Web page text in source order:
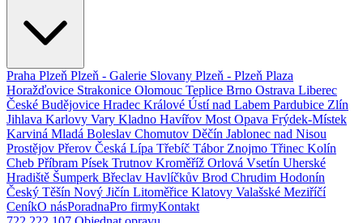
Praha Plzeň Plzeň - Galerie Slovany Plzeň - Plzeň Plaza
Horažďovice Strakonice Olomouc Teplice Brno Ostrava Liberec
České Budějovice Hradec Králové Ústí nad Labem Pardubice Zlín
Jihlava Karlovy Vary Kladno Havířov Most Opava Frýdek-Místek
Karviná Mladá Boleslav Chomutov Děčín Jablonec nad Nisou
Prostějov Přerov Česká Lípa Třebíč Tábor Znojmo Třinec Kolín
Cheb Příbram Písek Trutnov Kroměříž Orlová Vsetín Uherské
Hradiště Šumperk Břeclav Havlíčkův Brod Chrudim Hodonín
Český Těšín Nový Jičín Litoměřice Klatovy Valašské Meziříčí
CeníkO násPoradnaPro firmyKontakt